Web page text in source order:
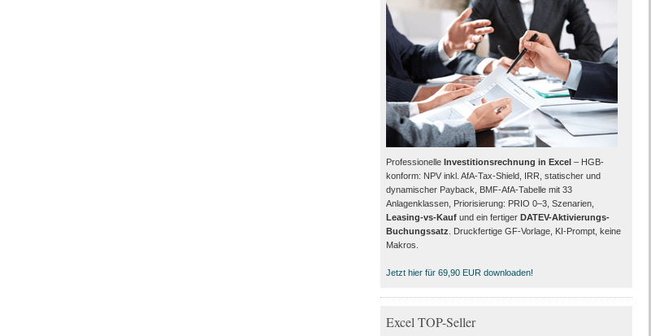
Professionelle Investitionsrechnung in Excel – HGB-
konform: NPV inkl. AfA-Tax-Shield, IRR, statischer und
dynamischer Payback, BMF-AfA-Tabelle mit 33
Anlagenklassen, Priorisierung: PRIO 0–3, Szenarien,
Leasing-vs-Kaufund ein fertiger DATEV-Aktivierungs-
Buchungssatz. Druckfertige GF-Vorlage, KI-Prompt, keine
Makros.
Jetzt hier für 69,90 EUR downloaden!
Excel TOP-Seller